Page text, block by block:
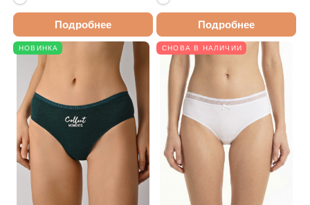
Подробнее Подробнее
НОВИНКА СНОВА В НАЛИЧИИ